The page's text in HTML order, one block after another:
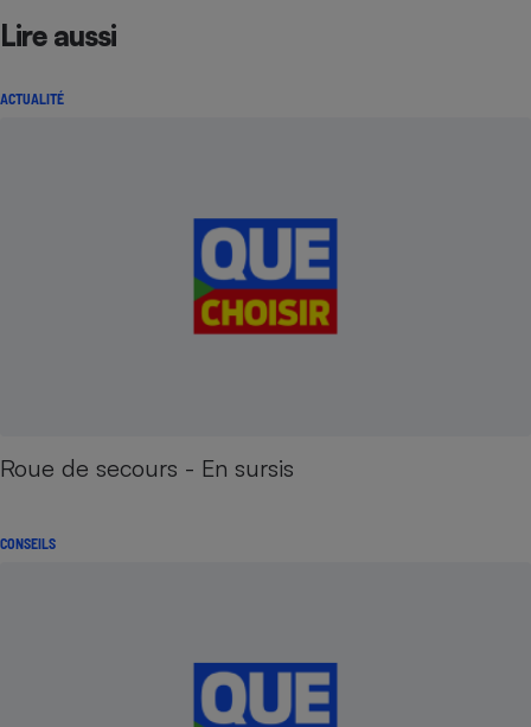
Lire aussi
ACTUALITÉ
Roue de secours - En sursis
CONSEILS